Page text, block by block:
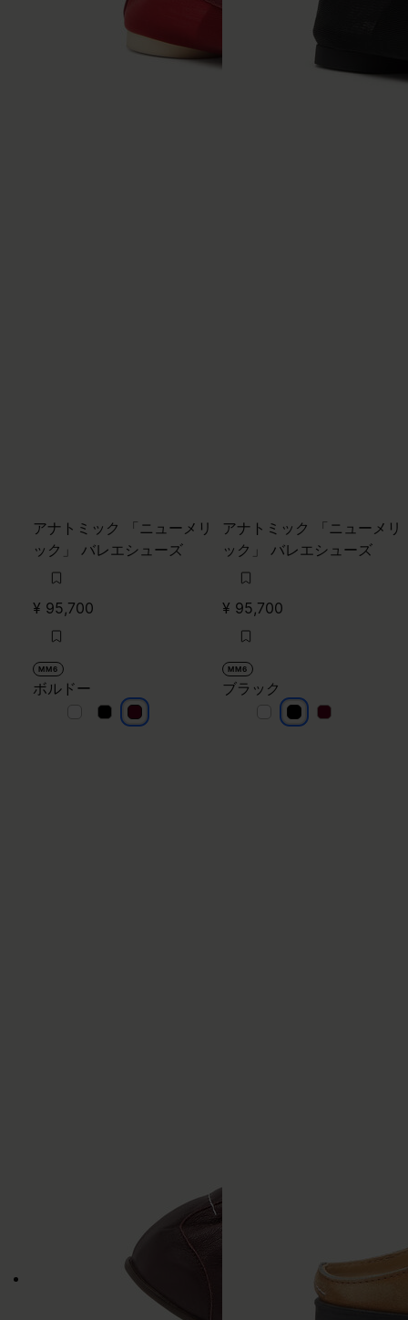
アナトミック 「ニューメリ
ック」 バレエシューズ
¥ 95,700
MM6
ボルドー
ボルドーボルドーボルドー
アナトミック 「ニューメリ
ック」 バレエシューズ
¥ 95,700
MM6
ブラック
ブラックブラックブラック